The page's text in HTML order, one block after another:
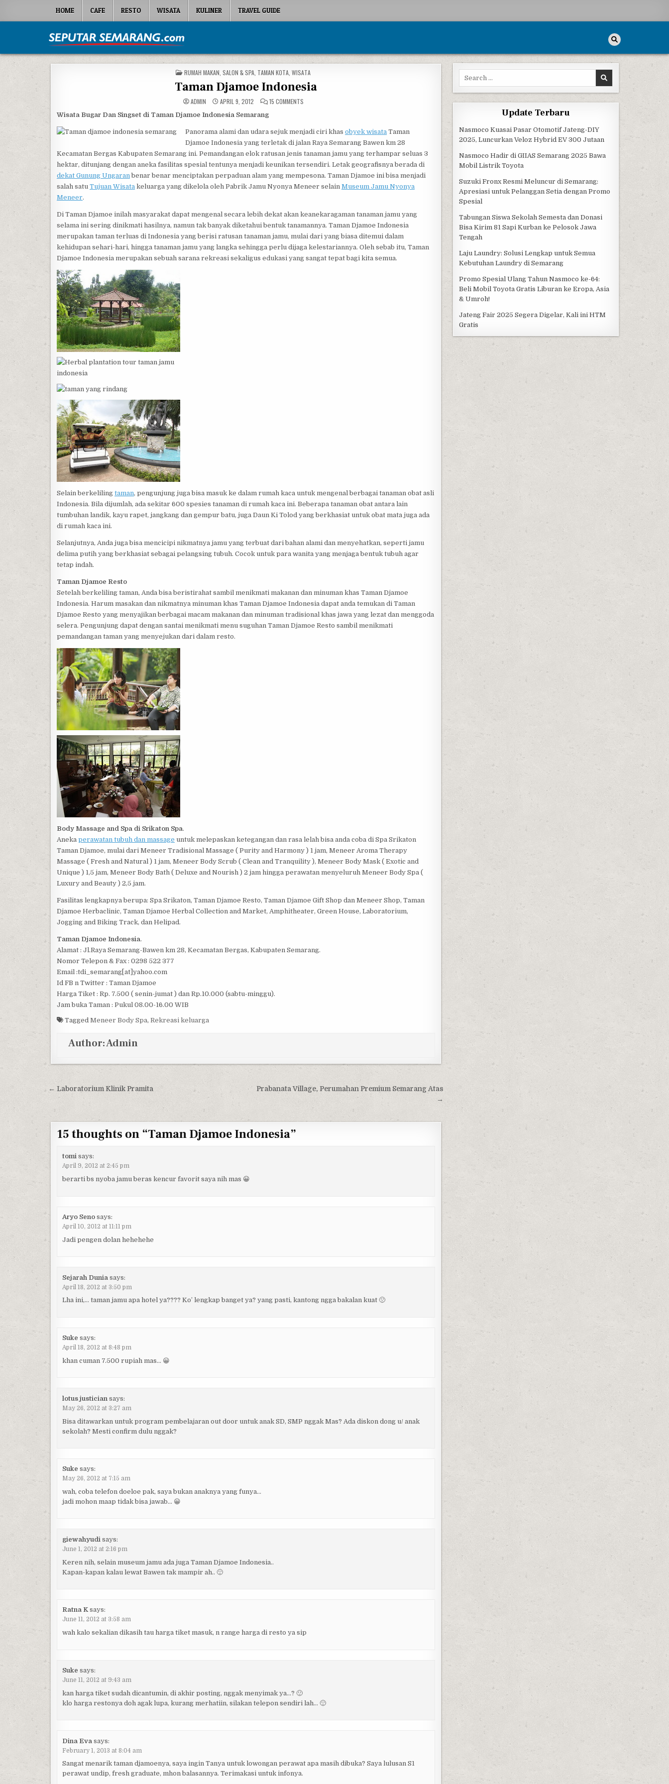
HOME CAFE RESTO WISATA KULINER TRAVEL GUIDE
Seputar Semarang
POSTED IN
RUMAH MAKAN ,SALON & SPA TAMAN KOTA ,WISATA
Taman Djamoe Indonesia
ADMIN APRIL 9, 2012 15 COMMENTSON TAMAN DJAMOE INDONESIA
Wisata Bugar Dan Singset di Taman Djamoe Indonesia Semarang
Panorama alami dan udara sejuk menjadi ciri khas obyek wisata Taman
Djamoe Indonesia yang terletak di jalan Raya Semarang Bawen km 28
Kecamatan Bergas Kabupaten Semarang ini. Pemandangan elok ratusan jenis tanaman jamu yang terhampar seluas 3
hektar, ditunjang dengan aneka fasilitas spesial tentunya menjadi keunikan tersendiri. Letak geografisnya berada di
dekat Gunung Ungaranbenar benar menciptakan perpaduan alam yang mempesona. Taman Djamoe ini bisa menjadi
salah satu Tujuan Wisata keluarga yang dikelola oleh Pabrik Jamu Nyonya Meneer selain Museum Jamu Nyonya
Meneer.
Di Taman Djamoe inilah masyarakat dapat mengenal secara lebih dekat akan keanekaragaman tanaman jamu yang
selama ini sering dinikmati hasilnya, namun tak banyak diketahui bentuk tanamannya. Taman Djamoe Indonesia
merupakan taman terluas di Indonesia yang berisi ratusan tanaman jamu, mulai dari yang biasa ditemui dalam
kehidupan sehari-hari, hingga tanaman jamu yang langka sehingga perlu dijaga kelestariannya. Oleh sebab itu, Taman
Djamoe Indonesia merupakan sebuah sarana rekreasi sekaligus edukasi yang sangat tepat bagi kita semua.
Selain berkeliling taman, pengunjung juga bisa masuk ke dalam rumah kaca untuk mengenal berbagai tanaman obat asli
Indonesia. Bila dijumlah, ada sekitar 600 spesies tanaman di rumah kaca ini. Beberapa tanaman obat antara lain
tumbuhan landik, kayu rapet, jangkang dan gempur batu, juga Daun Ki Tolod yang berkhasiat untuk obat mata juga ada
di rumah kaca ini.
Selanjutnya, Anda juga bisa mencicipi nikmatnya jamu yang terbuat dari bahan alami dan menyehatkan, seperti jamu
delima putih yang berkhasiat sebagai pelangsing tubuh. Cocok untuk para wanita yang menjaga bentuk tubuh agar
tetap indah.
Taman Djamoe Resto
Setelah berkeliling taman, Anda bisa beristirahat sambil menikmati makanan dan minuman khas Taman Djamoe
Indonesia. Harum masakan dan nikmatnya minuman khas Taman Djamoe Indonesia dapat anda temukan di Taman
Djamoe Resto yang menyajikan berbagai macam makanan dan minuman tradisional khas jawa yang lezat dan menggoda
selera. Pengunjung dapat dengan santai menikmati menu suguhan Taman Djamoe Resto sambil menikmati
pemandangan taman yang menyejukan dari dalam resto.
Body Massage and Spa di Srikaton Spa.
Aneka perawatan tubuh dan massage untuk melepaskan ketegangan dan rasa lelah bisa anda coba di Spa Srikaton
Taman Djamoe, mulai dari Meneer Tradisional Massage ( Purity and Harmony ) 1 jam, Meneer Aroma Therapy
Massage ( Fresh and Natural ) 1 jam, Meneer Body Scrub ( Clean and Tranquility ), Meneer Body Mask ( Exotic and
Unique ) 1,5 jam, Meneer Body Bath ( Deluxe and Nourish ) 2 jam hingga perawatan menyeluruh Meneer Body Spa (
Luxury and Beauty ) 2,5 jam.
Fasilitas lengkapnya berupa: Spa Srikaton, Taman Djamoe Resto, Taman Djamoe Gift Shop dan Meneer Shop, Taman
Djamoe Herbaclinic, Taman Djamoe Herbal Collection and Market, Amphitheater, Green House, Laboratorium,
Jogging and Biking Track, dan Helipad.
Taman Djamoe Indonesia.
Alamat : Jl.Raya Semarang-Bawen km 28, Kecamatan Bergas, Kabupaten Semarang.
Nomor Telepon & Fax : 0298 522 377
Email :tdi_semarang[at]yahoo.com
Id FB n Twitter : Taman Djamoe
Harga Tiket : Rp. 7.500 ( senin-jumat ) dan Rp.10.000 (sabtu-minggu).
Jam buka Taman : Pukul 08.00-16.00 WIB
Tagged Meneer Body Spa, Rekreasi keluarga
Author:Admin
Post navigation
Prabanata Village, Perumahan Premium Semarang Atas
→
← Laboratorium Klinik Pramita
15 thoughts on “Taman Djamoe Indonesia”
tomi says:
April 9, 2012 at 2:45 pm
berarti bs nyoba jamu beras kencur favorit saya nih mas 😀
Aryo Seno says:
April 10, 2012 at 11:11 pm
Jadi pengen dolan hehehehe
Sejarah Dunia says:
April 18, 2012 at 3:50 pm
Lha ini,… taman jamu apa hotel ya???? Ko’ lengkap banget ya? yang pasti, kantong ngga bakalan kuat 🙁
Suke says:
April 18, 2012 at 8:48 pm
khan cuman 7.500 rupiah mas… 😀
lotus justician says:
May 26, 2012 at 3:27 am
Bisa ditawarkan untuk program pembelajaran out door untuk anak SD, SMP nggak Mas? Ada diskon dong u/ anak
sekolah? Mesti confirm dulu nggak?
Suke says:
May 26, 2012 at 7:15 am
wah, coba telefon doeloe pak, saya bukan anaknya yang funya…
jadi mohon maap tidak bisa jawab… 😀
giewahyudi says:
June 1, 2012 at 2:16 pm
Keren nih, selain museum jamu ada juga Taman Djamoe Indonesia..
Kapan-kapan kalau lewat Bawen tak mampir ah.. 🙂
Ratna K says:
June 11, 2012 at 3:58 am
wah kalo sekalian dikasih tau harga tiket masuk, n range harga di resto ya sip
Suke says:
June 11, 2012 at 9:43 am
kan harga tiket sudah dicantumin, di akhir posting, nggak menyimak ya…? 🙂
klo harga restonya doh agak lupa, kurang merhatiin, silakan telepon sendiri lah… 🙂
Dina Eva says:
February 1, 2013 at 8:04 am
Sangat menarik taman djamoenya, saya ingin Tanya untuk lowongan perawat apa masih dibuka? Saya lulusan S1
perawat undip, fresh graduate, mhon balasannya. Terimakasi untuk infonya.
Search for:
Update Terbaru
Nasmoco Kuasai Pasar Otomotif Jateng-DIY
2025, Luncurkan Veloz Hybrid EV 300 Jutaan
Nasmoco Hadir di GIIAS Semarang 2025 Bawa
Mobil Listrik Toyota
Suzuki Fronx Resmi Meluncur di Semarang:
Apresiasi untuk Pelanggan Setia dengan Promo
Spesial
Tabungan Siswa Sekolah Semesta dan Donasi
Bisa Kirim 81 Sapi Kurban ke Pelosok Jawa
Tengah
Laju Laundry: Solusi Lengkap untuk Semua
Kebutuhan Laundry di Semarang
Promo Spesial Ulang Tahun Nasmoco ke-64:
Beli Mobil Toyota Gratis Liburan ke Eropa, Asia
& Umroh!
Jateng Fair 2025 Segera Digelar, Kali ini HTM
Gratis